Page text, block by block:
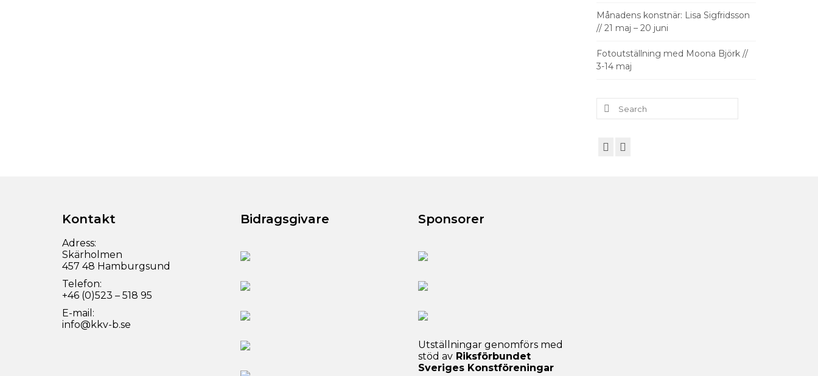
Månadens konstnär: Lisa Sigfridsson
// 21 maj – 20 juni
Fotoutställning med Moona Björk //
3-14 maj
Search
for:
Kontakt
Adress:
Skärholmen
457 48 Hamburgsund
Telefon:
+46 (0)523 – 518 95
E-mail:
info@kkv-b.se
Bidragsgivare Sponsorer
Utställningar genomförs med
stöd av Riksförbundet
Sveriges Konstföreningar